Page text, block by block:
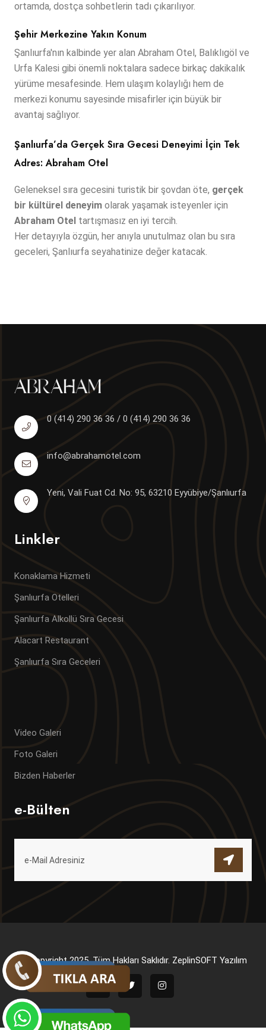
ortamda, dostça sohbetlerin tadı çıkarılıyor.
Şehir Merkezine Yakın Konum
Şanlıurfa'nın kalbinde yer alan Abraham Otel, Balıklıgöl ve
Urfa Kalesi gibi önemli noktalara sadece birkaç dakikalık
yürüme mesafesinde. Hem ulaşım kolaylığı hem de
merkezi konumu sayesinde misafirler için büyük bir
avantaj sağlıyor.
Şanlıurfa’da Gerçek Sıra Gecesi Deneyimi İçin Tek
Adres: Abraham Otel
Geleneksel sıra gecesini turistik bir şovdan öte, gerçek
bir kültürel deneyim olarak yaşamak isteyenler için
Abraham Otel tartışmasız en iyi tercih.
Her detayıyla özgün, her anıyla unutulmaz olan bu sıra
geceleri, Şanlıurfa seyahatinize değer katacak.
0 (414) 290 36 36 / 0 (414) 290 36 36
info@abrahamotel.com
Yeni, Vali Fuat Cd. No: 95, 63210 Eyyübiye/Şanlıurfa
Linkler
Konaklama Hizmeti
Şanlıurfa Otelleri
Şanlıurfa Alkollü Sıra Gecesi
Alacart Restaurant
Şanlıurfa Sıra Geceleri
Video Galeri
Foto Galeri
Bizden Haberler
e-Bülten
© Copyright 2025. Tüm Hakları Saklıdır. ZeplinSOFT Yazılım